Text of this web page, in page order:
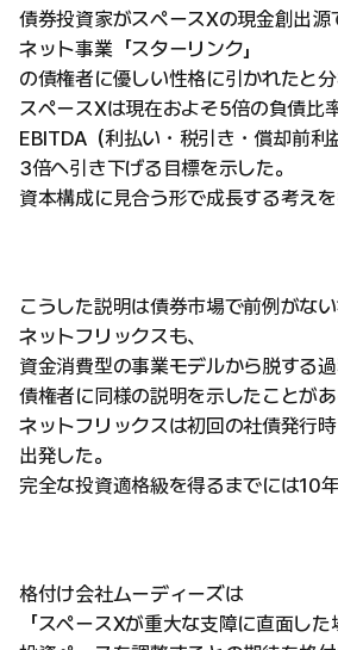
債券投資家がスペースXの現金創出
ネット事業「スターリンク」
の債権者に優しい性格に引かれたと分
スペースXは現在およそ5倍の負債比率
EBITDA（利払い・税引き・償却前利
3倍へ引き下げる目標を示した。
資本構成に見合う形で成長する考え
こうした説明は債券市場で前例がない
ネットフリックスも、
資金消費型の事業モデルから脱する過
債権者に同様の説明を示したことがあ
ネットフリックスは初回の社債発行
出発した。
完全な投資適格級を得るまでには10
格付け会社ムーディーズは
「スペースXが重大な支障に直面した